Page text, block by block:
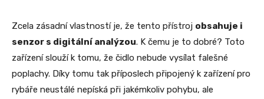
Zcela zásadní vlastností je, že tento přístroj obsahuje i
senzor s digitální analýzou. K čemu je to dobré? Toto
zařízení slouží k tomu, že čidlo nebude vysílat falešné
poplachy. Díky tomu tak příposlech připojený k zařízení pro
rybáře neustálé nepíská při jakémkoliv pohybu, ale